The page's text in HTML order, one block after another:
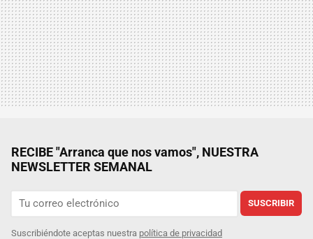
RECIBE "Arranca que nos vamos", NUESTRA
NEWSLETTER SEMANAL
SUSCRIBIR
Suscribiéndote aceptas nuestra política de privacidad